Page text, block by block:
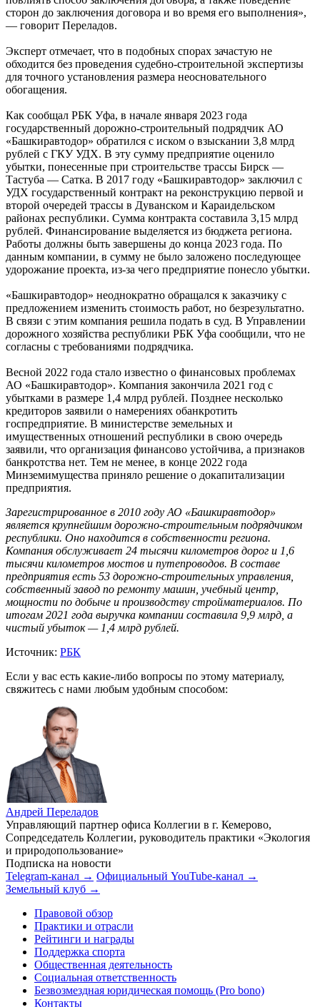
сторон до заключения договора и во время его выполнения»,
— говорит Переладов.
Эксперт отмечает, что в подобных спорах зачастую не
обходится без проведения судебно-строительной экспертизы
для точного установления размера неосновательного
обогащения.
Как сообщал РБК Уфа, в начале января 2023 года
государственный дорожно-строительный подрядчик АО
«Башкиравтодор» обратился с иском о взыскании 3,8 млрд
рублей с ГКУ УДХ. В эту сумму предприятие оценило
убытки, понесенные при строительстве трассы Бирск —
Тастуба — Сатка. В 2017 году «Башкиравтодор» заключил с
УДХ государственный контракт на реконструкцию первой и
второй очередей трассы в Дуванском и Караидельском
районах республики. Сумма контракта составила 3,15 млрд
рублей. Финансирование выделяется из бюджета региона.
Работы должны быть завершены до конца 2023 года. По
данным компании, в сумму не было заложено последующее
удорожание проекта, из-за чего предприятие понесло убытки.
«Башкиравтодор» неоднократно обращался к заказчику с
предложением изменить стоимость работ, но безрезультатно.
В связи с этим компания решила подать в суд. В Управлении
дорожного хозяйства республики РБК Уфа сообщили, что не
согласны с требованиями подрядчика.
Весной 2022 года стало известно о финансовых проблемах
АО «Башкиравтодор». Компания закончила 2021 год с
убытками в размере 1,4 млрд рублей. Позднее несколько
кредиторов заявили о намерениях обанкротить
госпредприятие. В министерстве земельных и
имущественных отношений республики в свою очередь
заявили, что организация финансово устойчива, а признаков
банкротства нет. Тем не менее, в конце 2022 года
Минземимущества приняло решение о докапитализации
предприятия.
Зарегистрированное в 2010 году АО «Башкиравтодор»
является крупнейшим дорожно-строительным подрядчиком
республики. Оно находится в собственности региона.
Компания обслуживает 24 тысячи километров дорог и 1,6
тысячи километров мостов и путепроводов. В составе
предприятия есть 53 дорожно-строительных управления,
собственный завод по ремонту машин, учебный центр,
мощности по добыче и производству стройматериалов. По
итогам 2021 года выручка компании составила 9,9 млрд, а
чистый убыток — 1,4 млрд рублей.
Источник: РБК
Если у вас есть какие-либо вопросы по этому материалу,
свяжитесь с нами любым удобным способом:
Андрей Переладов
Управляющий партнер офиса Коллегии в г. Кемерово,
Сопредседатель Коллегии, руководитель практики «Экология
и природопользование»
Подписка на новости
Telegram-канал → Официальный YouTube-канал →
Земельный клуб →
Правовой обзор
Практики и отрасли
Рейтинги и награды
Поддержка спорта
Общественная деятельность
Социальная ответственность
Безвозмездная юридическая помощь (Pro bono)
Контакты